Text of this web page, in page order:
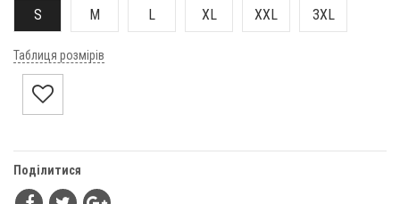
S M L XL XXL 3XL
Таблиця розмірів
Поділитися